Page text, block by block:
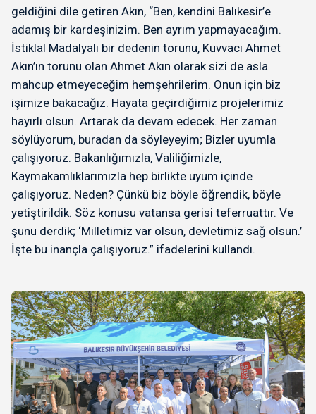
geldiğini dile getiren Akın, “Ben, kendini Balıkesir’e
adamış bir kardeşinizim. Ben ayrım yapmayacağım.
İstiklal Madalyalı bir dedenin torunu, Kuvvacı Ahmet
Akın’ın torunu olan Ahmet Akın olarak sizi de asla
mahcup etmeyeceğim hemşehrilerim. Onun için biz
işimize bakacağız. Hayata geçirdiğimiz projelerimiz
hayırlı olsun. Artarak da devam edecek. Her zaman
söylüyorum, buradan da söyleyeyim; Bizler uyumla
çalışıyoruz. Bakanlığımızla, Valiliğimizle,
Kaymakamlıklarımızla hep birlikte uyum içinde
çalışıyoruz. Neden? Çünkü biz böyle öğrendik, böyle
yetiştirildik. Söz konusu vatansa gerisi teferruattır. Ve
şunu derdik; ‘Milletimiz var olsun, devletimiz sağ olsun.’
İşte bu inançla çalışıyoruz.” ifadelerini kullandı.